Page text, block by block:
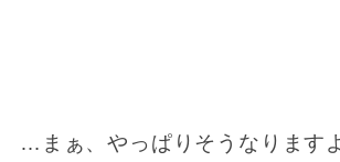
…まぁ、やっぱりそうなります